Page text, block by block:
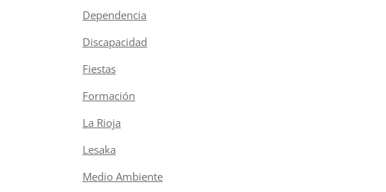
Dependencia
Discapacidad
Fiestas
Formación
La Rioja
Lesaka
Medio Ambiente